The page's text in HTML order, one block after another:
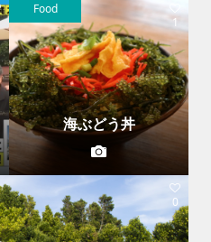
海ぶどう丼
Food
1
0